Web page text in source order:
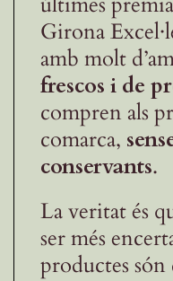
Girona
amb molt
frescos i de
compren als
comarca,
conservants.
La veritat és
ser més
productes